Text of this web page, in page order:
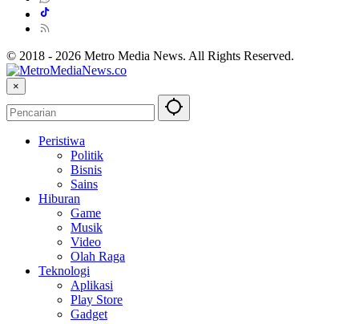
© 2018 - 2026 Metro Media News. All Rights Reserved.
×
Peristiwa
Politik
Bisnis
Sains
Hiburan
Game
Musik
Video
Olah Raga
Teknologi
Aplikasi
Play Store
Gadget